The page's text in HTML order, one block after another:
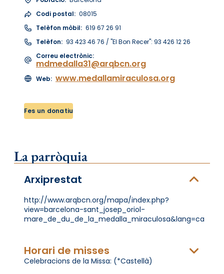
Codi postal: 08015
Telèfon mòbil: 619 67 26 91
Telèfon: 93 423 46 76 / "El Bon Recer": 93 426 12 26
Correu electrònic:
mdmedalla31@arqbcn.org
Web: www.medallamiraculosa.org
Fes un donatiu
La parròquia
Arxiprestat
http://www.arqbcn.org/mapa/index.php?
view=barcelona-sant_josep_oriol-
mare_de_du_de_la_medalla_miraculosa&lang=ca
Horari de misses
Celebracions de la Missa: (*Castellà)